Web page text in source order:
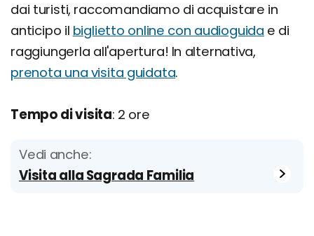
dai turisti, raccomandiamo di acquistare in
anticipo il biglietto online con audioguida e di
raggiungerla all'apertura! In alternativa,
prenota una visita guidata.
Tempo di visita: 2 ore
Vedi anche:
Visita alla Sagrada Familia